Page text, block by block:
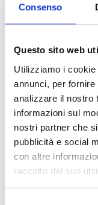
Consenso
Questo sito web
Utilizziamo i
annunci, per
analizzare il nostro
informazioni sul
nostri partner che
pubblicità e social
con altre
raccolto dal suo
facenti già parte
nell’Elenco
Distretto del
Entità del
100.000 Euro.
Link e